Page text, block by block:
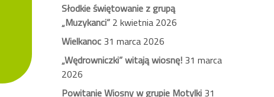
Słodkie świętowanie z grupą
„Muzykanci” 2 kwietnia 2026
Wielkanoc 31 marca 2026
„Wędrowniczki” witają wiosnę! 31 marca
2026
Powitanie Wiosny w grupie Motylki 31